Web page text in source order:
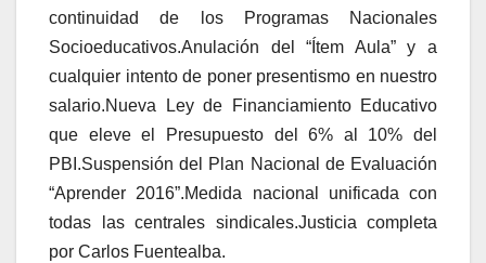
continuidad de los Programas Nacionales
Socioeducativos.Anulación del “Ítem Aula” y a
cualquier intento de poner presentismo en nuestro
salario.Nueva Ley de Financiamiento Educativo
que eleve el Presupuesto del 6% al 10% del
PBI.Suspensión del Plan Nacional de Evaluación
“Aprender 2016”.Medida nacional unificada con
todas las centrales sindicales.Justicia completa
por Carlos Fuentealba.